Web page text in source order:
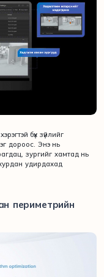
бүх зүйлийг
дороос. Энэ нь
зургийг хамтад нь
удирдахад
периметрийн